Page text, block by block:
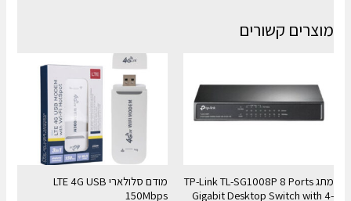
מוצרים קשורים
מתג TP-Link TL-SG1008P 8 Ports
Gigabit Desktop Switch with 4-
מודם סלולארי LTE 4G USB
150Mbps